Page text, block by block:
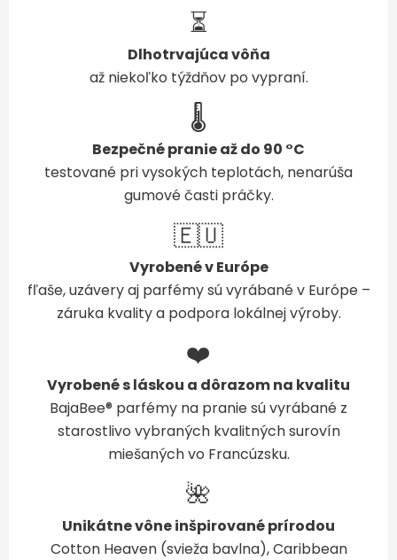
⏳
Dlhotrvajúca vôňa
až niekoľko týždňov po vypraní.
🌡️
Bezpečné pranie až do 90 °C
testované pri vysokých teplotách, nenarúša
gumové časti práčky.
🇪🇺
Vyrobené v Európe
fľaše, uzávery aj parfémy sú vyrábané v Európe –
záruka kvality a podpora lokálnej výroby.
❤️
Vyrobené s láskou a dôrazom na kvalitu
BajaBee® parfémy na pranie sú vyrábané z
starostlivo vybraných kvalitných surovín
miešaných vo Francúzsku.
🌺
Unikátne vône inšpirované prírodou
Cotton Heaven (svieža bavlna), Caribbean